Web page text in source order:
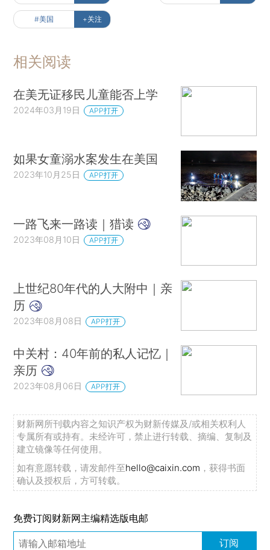
#美国 +关注
相关阅读
在美无证移民儿童能否上学
2024年03月19日 APP打开
如果女童溺水案发生在美国
2023年10月25日 APP打开
一路飞来一路读｜猎读
2023年08月10日 APP打开
上世纪80年代的人大附中｜亲
历
2023年08月08日 APP打开
中关村：40年前的私人记忆｜
亲历
2023年08月06日 APP打开
财新网所刊载内容之知识产权为财新传媒及/或相关权利人
专属所有或持有。未经许可，禁止进行转载、摘编、复制及
建立镜像等任何使用。
如有意愿转载，请发邮件至hello@caixin.com ，获得书面
确认及授权后，方可转载。
免费订阅财新网主编精选版电邮
订阅